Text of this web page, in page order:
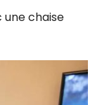
chaise